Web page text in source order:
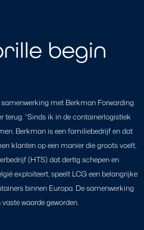
begin
met Berkman Forwarding
terug. “Sinds ik in de containerlogistiek
Berkman is een familiebedrijf en dat
klanten op een manier die groots voelt,
(HTS) dat dertig schepen en
exploiteert, speelt LCG een belangrijke
binnen Europa. De samenwerking
waarde geworden.